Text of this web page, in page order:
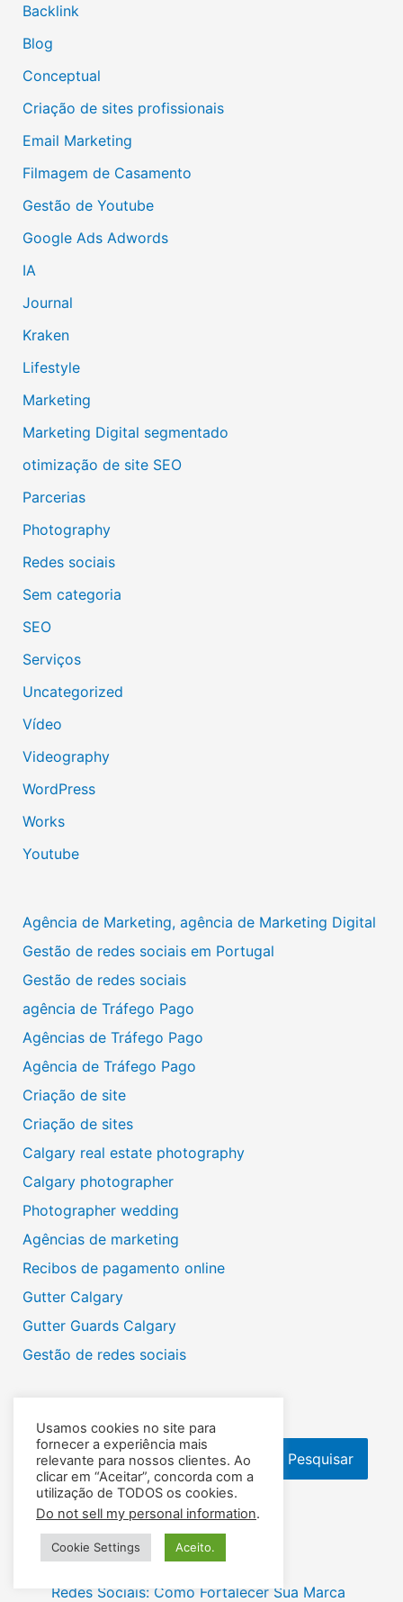
Backlink
Blog
Conceptual
Criação de sites profissionais
Email Marketing
Filmagem de Casamento
Gestão de Youtube
Google Ads Adwords
IA
Journal
Kraken
Lifestyle
Marketing
Marketing Digital segmentado
otimização de site SEO
Parcerias
Photography
Redes sociais
Sem categoria
SEO
Serviços
Uncategorized
Vídeo
Videography
WordPress
Works
Youtube
Agência de Marketing, agência de Marketing Digital
Gestão de redes sociais em Portugal
Gestão de redes sociais
agência de Tráfego Pago
Agências de Tráfego Pago
Agência de Tráfego Pago
Criação de site
Criação de sites
Calgary real estate photography
Calgary photographer
Photographer wedding
Agências de marketing
Recibos de pagamento online
Gutter Calgary
Gutter Guards Calgary
Gestão de redes sociais
Pesquisar
Pesquisar
Recent Posts
Redes Sociais: Como Fortalecer Sua Marca
Usamos cookies no site para
fornecer a experiência mais
relevante para nossos clientes. Ao
clicar em “Aceitar”, concorda com a
utilização de TODOS os cookies.
Do not sell my personal information.
Cookie Settings Aceito.